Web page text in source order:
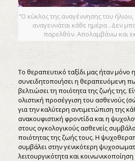
‘’Ο κύκλος της αναγέννησης του
αναγεννάται κάθε ημέρα ..Δεν
παρελθόν. Απολαμβάνω και
Το θεραπευτικό ταξίδι μας ήταν μόνο
συνειδητοποιήσει η θεραπευόμενη
βελτιώσει τη ποιότητα της ζωής της.
ολιστική προσέγγιση του ασθενούς
για την καλύτερη αντιμετώπιση της
ανακουφιστική φροντίδα και η
στους ογκολογικούς ασθενείς
ποιότητας της ζωής τους. Η
συμβάλει στην γενικότερη
λειτουργικότητα και